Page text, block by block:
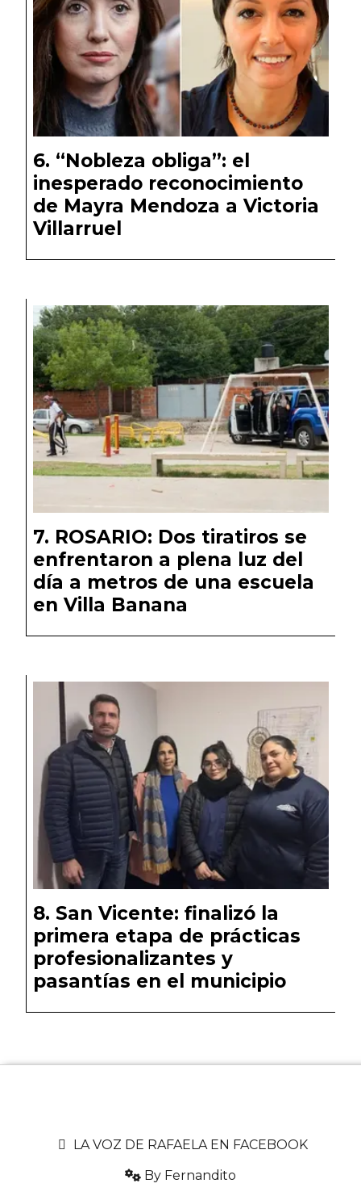
“Nobleza obliga”: el
inesperado reconocimiento
de Mayra Mendoza a Victoria
Villarruel
ROSARIO: Dos tiratiros se
enfrentaron a plena luz del
día a metros de una escuela
en Villa Banana
San Vicente: finalizó la
primera etapa de prácticas
profesionalizantes y
pasantías en el municipio
LA VOZ DE RAFAELA EN FACEBOOK
By Fernandito